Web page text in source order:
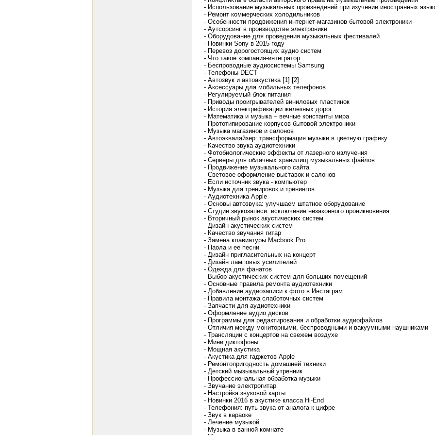
- Использование музыкальных произведений при изучении иностранных
- Ремонт коммерческих холодильников
- Особенности продвижения интернет-магазинов бытовой электроники
- Аутсорсинг в производстве электроники
- Оборудование для проведения музыкальных фестивалей
- Новинки Sony в 2015 году
- Перевоз дорогостоящих аудио систем
- Что такое компания-интегратор
- Беспроводные аудиосистемы Samsung
- Телефоны DECT
- Автозвук и автоакустика [1] [2]
- Аксессуары для мобильных телефонов
- Регулируемый блок питания
- Приводы проигрывателей виниловых пластинок
- История электрификации железных дорог
- Математика и музыка – вечные константы мира
- Прототипирование корпусов бытовой электроники
- Музыка магазинов и салонов
- Автоэквалайзер: трансформация музыки в цветную графику
- Качество звука аудиотехники
- Фотобиологические эффекты от лазерного излучения
- Серверы для облачных хранилищ музыкальных файлов
- Продвижение музыкального сайта
- Световое оформление выставок и салонов
- Если источник звука - компьютер
- Музыка для тренировок и тренингов
- Аудиотехника Apple
- Основы автозвука: улучшаем штатное оборудование
- Студии звукозаписи: исключение незаконного проникновения
- Вторичный рынок акустических систем
- Дизайн акустических систем
- Качество звучания гитар
- Замена клавиатуры Macbook Pro
- Паола и ее песни
- Дизайн пригласительных на концерт
- Дизайн ламповых усилителей
- Одежда для фанатов
- Выбор акустических систем для больших помещений
- Основные правила ремонта аудиотехники
- Добавление аудиозаписи к фото в Инстаграм
- Правила монтажа слаботочных систем
- Запчасти для аудиотехники
- Оформление аудио дисков
- Программы для редактирования и обработки аудиофайлов
- Отличия между мониторными, беспроводными и вакуумными наушниками
- Трансляции с концертов на свежем воздухе
- Мини диктофоны
- Мощная акустика
- Акустика для гаджетов Apple
- Ремонтопригодность домашней техники
- Детский мызыкальный утренник
- Профессиональная обработка музыки
- Звучание электрогитар
- Настройка звуковой карты
- Новинки 2016 в акустике класса Hi-End
- Телефония: путь звука от аналога к цифре
- Звук в караоке
- Лечение музыкой
- Музыка в ванной комнате